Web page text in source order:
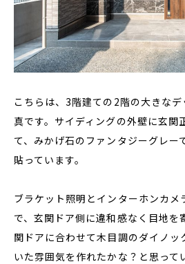
こちらは、3階建ての2階の大きな
真です。サイディングの外壁に玄関
て、みかげ石のファンタジーグレ
貼っています。
ブラケット照明とインターホンカメ
で、玄関ドア側に違和感なく目地を
関ドアに合わせて木目調のダイノッ
いた雰囲気を作れたかな？と思って